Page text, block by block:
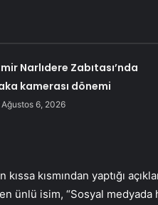
Narlıdere Zabıtası’nda
kamerası dönemi
Ağustos 6, 2026
kıssa kısmından yaptığı
ünlü isim, “Sosyal medyada